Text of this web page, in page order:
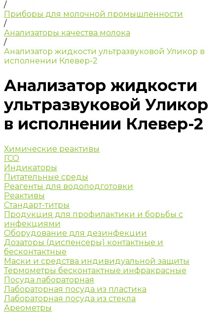
/
Приборы для молочной промышленности
/
Анализаторы качества молока
/
Анализатор жидкости ультразвуковой Уликор в
исполнении Клевер-2
Анализатор жидкости
ультразвуковой Уликор
в исполнении Клевер-2
Химические реактивы
ГСО
Индикаторы
Питательные среды
Реагенты для водоподготовки
Реактивы
Стандарт-титры
Продукция для профилактики и борьбы с
инфекциями
Оборудование для дезинфекции
Дозаторы (диспенсеры) контактные и
бесконтактные
Маски и средства индивидуальной защиты
Термометры бесконтактные инфракрасные
Посуда лабораторная
Лабораторная посуда из пластика
Лабораторная посуда из стекла
Ареометры